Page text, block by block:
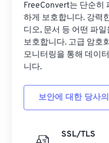
FreeConvert는 단순히
하게 보호합니다. 강력
디오, 문서 등 어떤 파
보호합니다. 고급 암호
모니터링을 통해 데이
니다.
보안에 대한 당사
SSL/TLS